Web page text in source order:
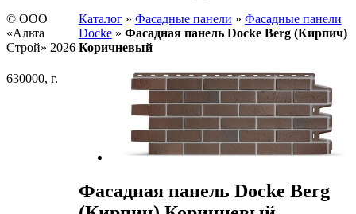
Каталог» Фасадные панели » Фасадные панели
Docke» Фасадная панель Docke Berg (Кирпич)
Коричневый
Фасадная панель Docke Berg
© ООО
«Альта
Строй» 2026
630000, г.